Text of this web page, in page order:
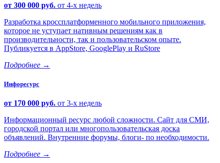
от 300 000 руб. от 4-х недель
Разработка кроссплатформенного мобильного приложения,
которое не уступает нативным решениям как в
производительности, так и пользовательском опыте.
Публикуется в AppStore, GooglePlay и RuStore
Подробнее →
Инфоресурс
от 170 000 руб. от 3-х недель
Информационный ресурс любой сложности. Сайт для СМИ,
городской портал или многопользовательская доска
объявлений. Внутренние форумы, блоги- по необходимости.
Подробнее →